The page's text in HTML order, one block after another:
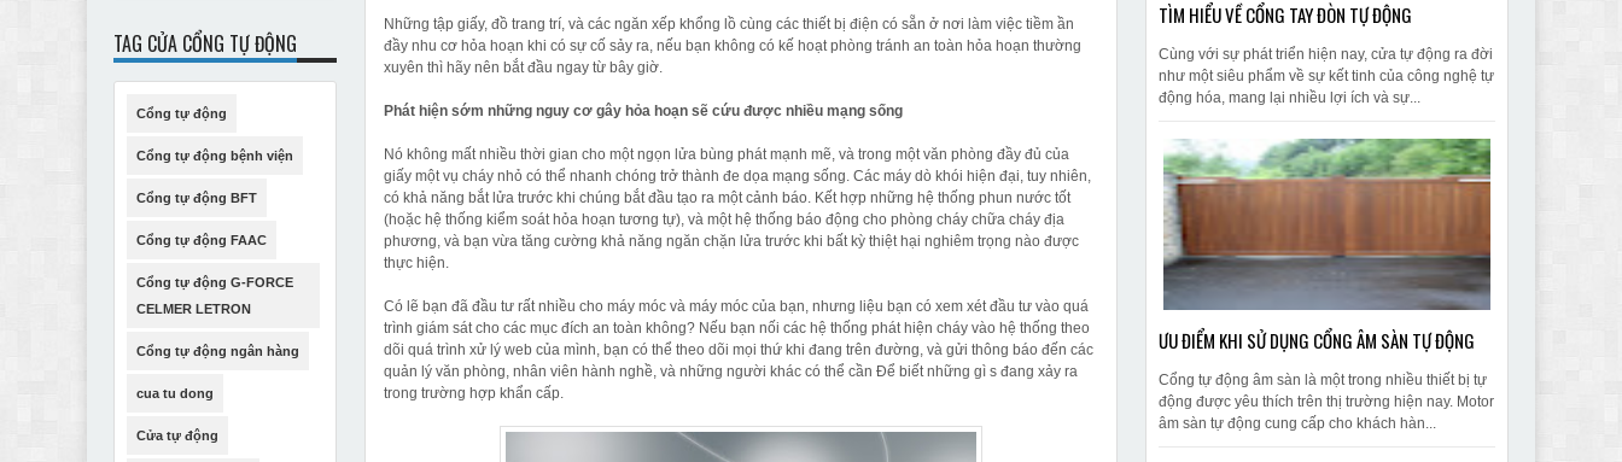
Những tập giấy, đồ trang trí, và các ngăn xếp khổng lồ cùng các thiết bị điện có sẵn ở nơi làm việc tiềm ần
đầy nhu cơ hỏa hoạn khi có sự cố sảy ra, nếu bạn không có kế hoạt phòng tránh an toàn hỏa hoạn thường
xuyên thì hãy nên bắt đầu ngay từ bây giờ.
Phát hiện sớm những nguy cơ gây hỏa hoạn sẽ cứu được nhiều mạng sống
Nó không mất nhiều thời gian cho một ngọn lửa bùng phát mạnh mẽ, và trong một văn phòng đầy đủ của
giấy một vụ cháy nhỏ có thể nhanh chóng trở thành đe dọa mạng sống. Các máy dò khói hiện đại, tuy nhiên,
có khả năng bắt lửa trước khi chúng bắt đầu tạo ra một cảnh báo. Kết hợp những hệ thống phun nước tốt
(hoặc hệ thống kiểm soát hỏa hoạn tương tự), và một hệ thống báo động cho phòng cháy chữa cháy địa
phương, và bạn vừa tăng cường khả năng ngăn chặn lửa trước khi bất kỳ thiệt hại nghiêm trọng nào được
thực hiện.
Có lẽ bạn đã đầu tư rất nhiều cho máy móc và máy móc của bạn, nhưng liệu bạn có xem xét đầu tư vào quá
trình giám sát cho các mục đích an toàn không? Nếu bạn nối các hệ thống phát hiện cháy vào hệ thống theo
dõi quá trình xử lý web của mình, bạn có thể theo dõi mọi thứ khi đang trên đường, và gửi thông báo đến các
quản lý văn phòng, nhân viên hành nghề, và những người khác có thể cần Để biết những gì s đang xảy ra
trong trường hợp khẩn cấp.
TAG CỬA CỔNG TỰ ĐỘNG
Cổng tự động
Cổng tự động bệnh viện
Cổng tự động BFT
Cổng tự động FAAC
Cổng tự động G-FORCE
CELMER LETRON
Cổng tự động ngân hàng
cua tu dong
Cửa tự động
TÌM HIỂU VỀ CỔNG TAY ĐÒN TỰ ĐỘNG
Cùng với sự phát triển hiện nay, cửa tự động ra đời
như một siêu phẩm về sự kết tinh của công nghệ tự
động hóa, mang lại nhiều lợi ích và sự...
ƯU ĐIỂM KHI SỬ DỤNG CỔNG ÂM SÀN TỰ ĐỘNG
Cổng tự động âm sàn là một trong nhiều thiết bị tự
động được yêu thích trên thị trường hiện nay. Motor
âm sàn tự động cung cấp cho khách hàn...